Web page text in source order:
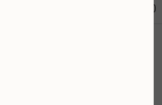
12:00
uur van tevoren, daarna